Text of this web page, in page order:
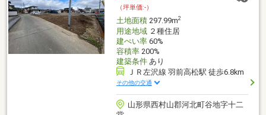
（坪単価:-）
土地面積297.99m2
用途地域２種住居
建ぺい率60%
容積率200%
建築条件あり
ＪＲ左沢線 羽前高松駅 徒歩6.8km
その他の交通
山形県西村山郡河北町谷地字十二